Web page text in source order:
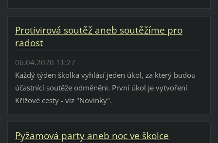
Protivirová soutěž aneb soutěžíme pro
radost
06.04.2020 11:27
Každý týden školka vyhlásí jeden úkol, za který budou
účastnící soutěže odměněni. První úkol je vytvoření
Křížové cesty - viz "Novinky".
Pyžamová party aneb noc ve školce